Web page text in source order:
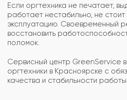
Если оргтехника не печатает,
работает нестабильно, не
эксплуатацию. Своевременный
восстановить
поломок.
Сервисный центр GreenService
оргтехники в Красноярске с
качества и стабильности